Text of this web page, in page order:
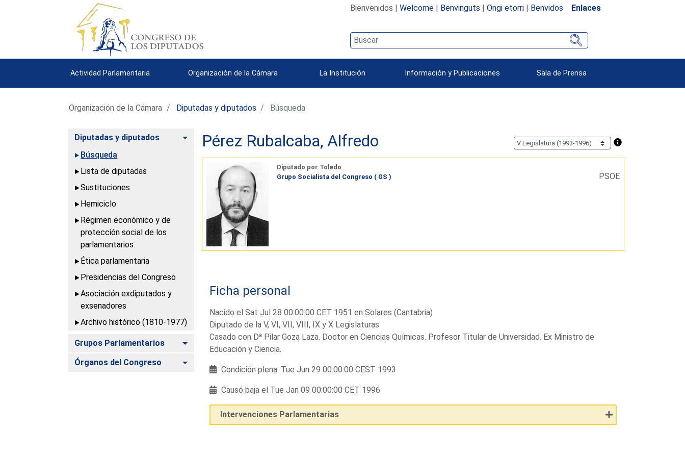
Bienvenidos | Welcome| Benvinguts | Ongi etorri| Benvidos Enlaces
Actividad Parlamentaria Organización de la Cámara La Institución Información y Publicaciones Sala de Prensa
Organización de la Cámara Diputadas y diputados Búsqueda
Diputadas y diputados
Alternar
Búsqueda
Lista de diputadas
Sustituciones
Hemiciclo
Régimen económico y de
protección social de los
parlamentarios
Ética parlamentaria
Presidencias del Congreso
Asociación exdiputados y
exsenadores
Archivo histórico (1810-1977)
Grupos Parlamentarios Alternar
Órganos del Congreso Alternar
Pérez Rubalcaba, Alfredo
Diputado por Toledo
Grupo Socialista del Congreso ( GS )
PSOE
Ficha personal
Nacido el Sat Jul 28 00:00:00 CET 1951 en Solares (Cantabria)
Diputado de la V, VI, VII, VIII, IX y X Legislaturas
Casado con Dª Pilar Goza Laza. Doctor en Ciencias Químicas. Profesor Titular de Universidad. Ex Ministro de
Educación y Ciencia.
Condición plena: Tue Jun 29 00:00:00 CEST 1993
Causó baja el Tue Jan 09 00:00:00 CET 1996
Intervenciones Parlamentarias